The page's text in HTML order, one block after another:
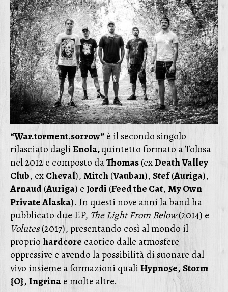
“War.torment.sorrow”è il secondo singolo
rilasciato dagliEnola,quintetto formato a Tolosa
nel 2012 e composto daThomas(exDeath Valley
Club, exCheval),Mitch(Vauban),Stef(Auriga),
Arnaud(Auriga) eJordi (Feed the Cat,My Own
Private Alaska). In questi nove anni la band ha
pubblicato due EP, The Light From Below(2014) e
Volutes(2017), presentando così al mondo il
proprio hardcore caotico dalle atmosfere
oppressive e avendo la possibilità di suonare dal
vivo insieme a formazioni qualiHypno5e,Storm
{O},Ingrinae molte altre.